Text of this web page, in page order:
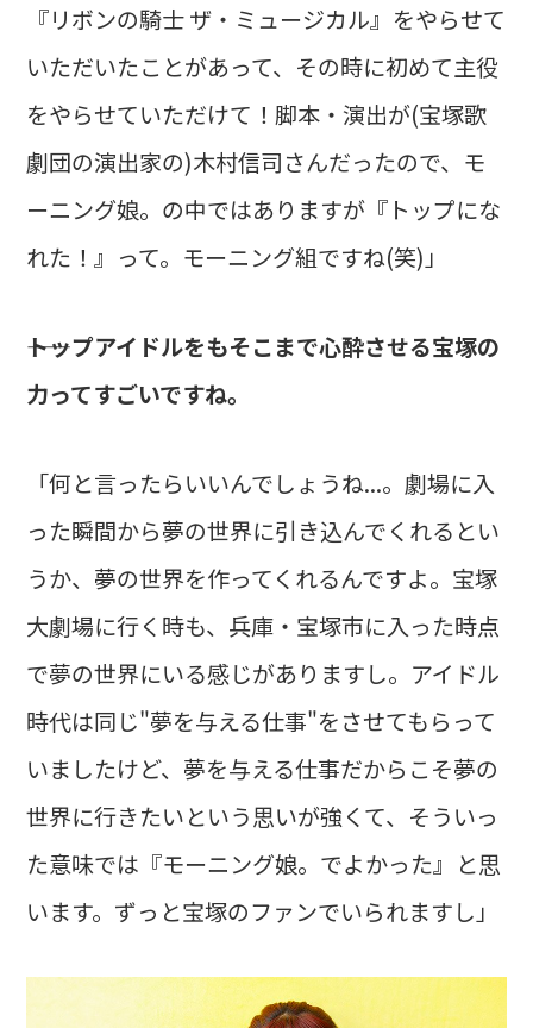
『リボンの騎士 ザ・ミュージカル』をやらせて
いただいたことがあって、その時に初めて主役
をやらせていただけて！脚本・演出が(宝塚歌
劇団の演出家の)木村信司さんだったので、モ
ーニング娘。の中ではありますが『トップにな
れた！』って。モーニング組ですね(笑)」
――トップアイドルをもそこまで心酔させる宝塚の
力ってすごいですね。
「何と言ったらいいんでしょうね...。劇場に入
った瞬間から夢の世界に引き込んでくれるとい
うか、夢の世界を作ってくれるんですよ。宝塚
大劇場に行く時も、兵庫・宝塚市に入った時点
で夢の世界にいる感じがありますし。アイドル
時代は同じ"夢を与える仕事"をさせてもらって
いましたけど、夢を与える仕事だからこそ夢の
世界に行きたいという思いが強くて、そういっ
た意味では『モーニング娘。でよかった』と思
います。ずっと宝塚のファンでいられますし」